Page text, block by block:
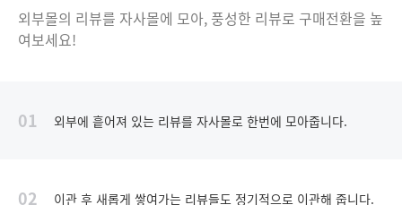
외부몰의 리뷰를 자사몰에 모아, 풍성한 리뷰로 구매전환을 높
여보세요!
01 외부에 흩어져 있는 리뷰를 자사몰로 한번에 모아줍니다.
02 이관 후 새롭게 쌓여가는 리뷰들도 정기적으로 이관해 줍니다.